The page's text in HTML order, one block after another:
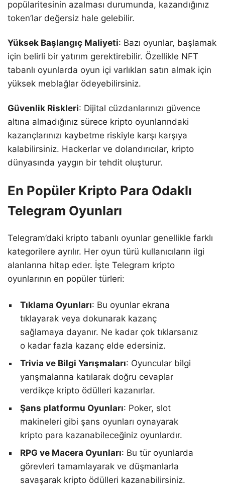
popülaritesinin azalması durumunda, kazandığınız
token’lar değersiz hale gelebilir.
Yüksek Başlangıç Maliyeti: Bazı oyunlar, başlamak
için belirli bir yatırım gerektirebilir. Özellikle NFT
tabanlı oyunlarda oyun içi varlıkları satın almak için
yüksek meblağlar ödeyebilirsiniz.
Güvenlik Riskleri: Dijital cüzdanlarınızı güvence
altına almadığınız sürece kripto oyunlarındaki
kazançlarınızı kaybetme riskiyle karşı karşıya
kalabilirsiniz. Hackerlar ve dolandırıcılar, kripto
dünyasında yaygın bir tehdit oluşturur.
En Popüler Kripto Para Odaklı
Telegram Oyunları
Telegram’daki kripto tabanlı oyunlar genellikle farklı
kategorilere ayrılır. Her oyun türü kullanıcıların ilgi
alanlarına hitap eder. İşte Telegram kripto
oyunlarının en popüler türleri:
Tıklama Oyunları: Bu oyunlar ekrana
tıklayarak veya dokunarak kazanç
sağlamaya dayanır. Ne kadar çok tıklarsanız
o kadar fazla kazanç elde edersiniz.
Trivia ve Bilgi Yarışmaları: Oyuncular bilgi
yarışmalarına katılarak doğru cevaplar
verdikçe kripto ödülleri kazanırlar.
Şans platformu Oyunları: Poker, slot
makineleri gibi şans oyunları oynayarak
kripto para kazanabileceğiniz oyunlardır.
RPG ve Macera Oyunları: Bu tür oyunlarda
görevleri tamamlayarak ve düşmanlarla
savaşarak kripto ödülleri kazanabilirsiniz.